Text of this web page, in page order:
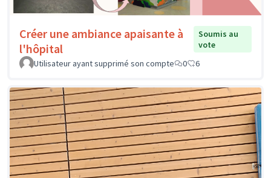
Créer une ambiance apaisante à
l'hôpital
Soumis au
vote
Utilisateur ayant supprimé son compte
0 6